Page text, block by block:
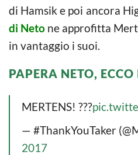
di Hamsik e poi ancora
di Neto ne approfitta
in vantaggio i suoi.
PAPERA NETO,
MERTENS! ???
— #ThankYouTaker
2017